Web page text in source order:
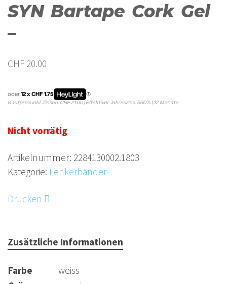
SYN Bartape Cork Gel
–
CHF 20.00
oder12 x CHF 1.75
Kaufpreis inkl. Zinsen: CHF 21.00 | Effektiver Jahreszins: 9.90% | 12 Monate.
Nicht vorrätig
Artikelnummer: 2284130002.1803
Kategorie: Lenkerbänder
Drucken
Zusätzliche Informationen
Farbe
weiss